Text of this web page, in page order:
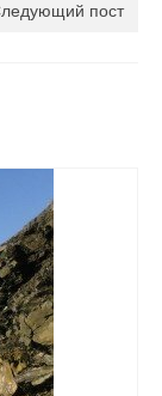
пост